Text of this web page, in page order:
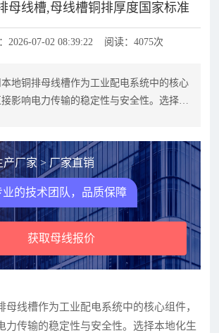
母线槽,母线槽铜排厚度国家标准
2026-07-02 08:39:22 阅读：4075次
地铜排母线槽作为工业配电系统中的核心
影响电力传输的稳定性与安全性。选择本
厂家 > 厂家直销
的技术团队，品质保障
获取母线报价
母线槽作为工业配电系统中的核心组件，
力传输的稳定性与安全性。选择本地化生